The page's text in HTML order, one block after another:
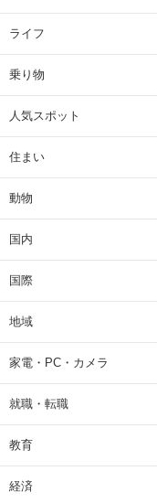
ライフ
乗り物
人気スポット
住まい
動物
国内
国際
地域
家電・PC・カメラ
就職・転職
教育
経済